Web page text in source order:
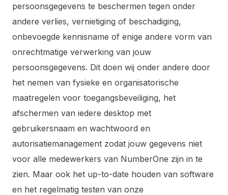
persoonsgegevens te beschermen tegen onder
andere verlies, vernietiging of beschadiging,
onbevoegde kennisname of enige andere vorm van
onrechtmatige verwerking van jouw
persoonsgegevens. Dit doen wij onder andere door
het nemen van fysieke en organisatorische
maatregelen voor toegangsbeveiliging, het
afschermen van iedere desktop met
gebruikersnaam en wachtwoord en
autorisatiemanagement zodat jouw gegevens niet
voor alle medewerkers van NumberOne zijn in te
zien. Maar ook het up-to-date houden van software
en het regelmatig testen van onze